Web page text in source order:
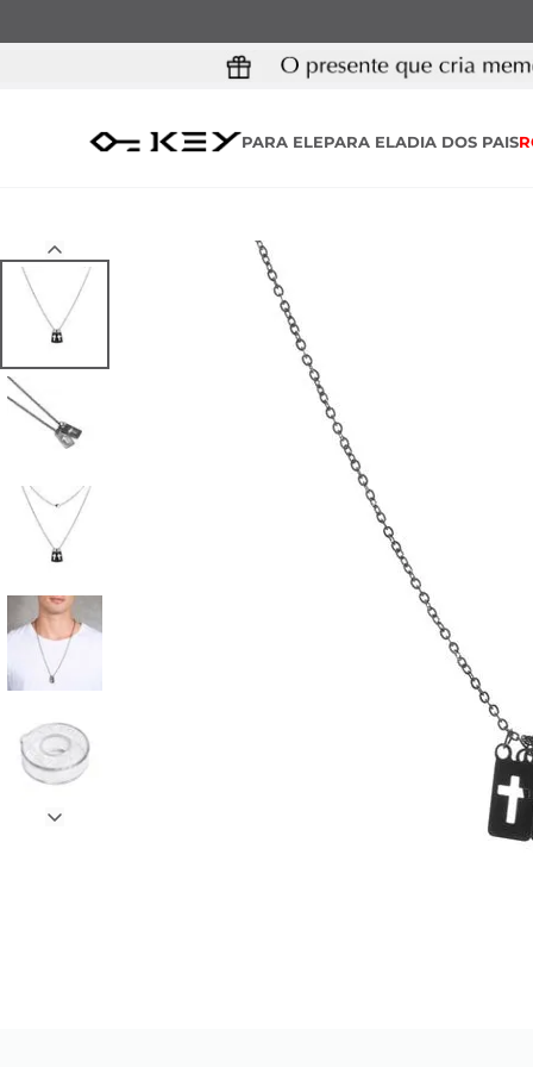
PARA ELEPARA ELADIA DOS PAIS